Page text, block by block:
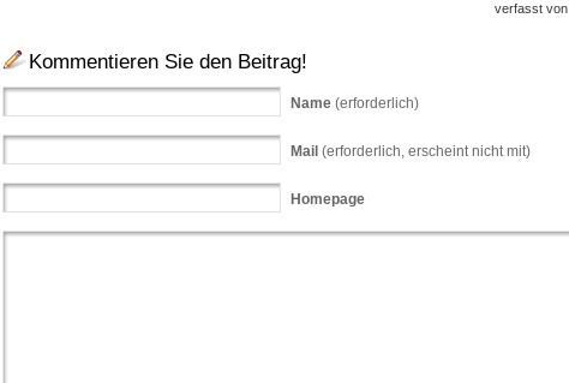
verfasst von
Kommentieren Sie den Beitrag!
Name (erforderlich)
Mail (erforderlich, erscheint nicht mit)
Homepage